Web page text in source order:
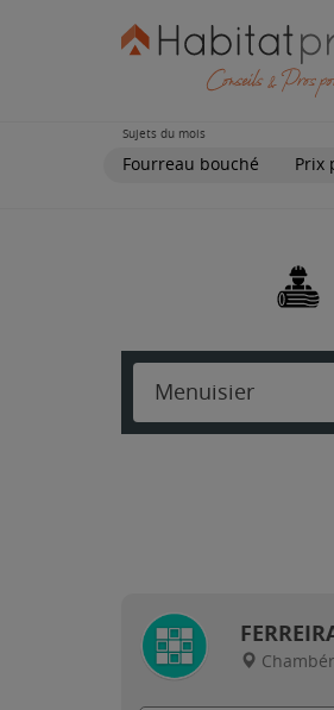
Sujets du mois
Fourreau bouché Prix
Menuisier